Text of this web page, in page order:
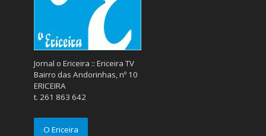
Jornal o Ericeira :: Ericeira TV
Bairro das Andorinhas, nº 10
ERICEIRA
t. 261 863 642
O Ericeira